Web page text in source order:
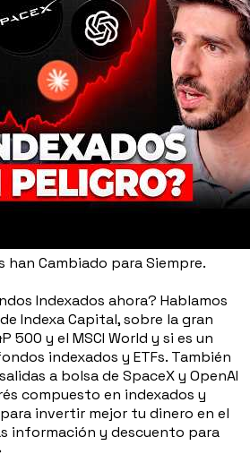
han Cambiado para Siempre.
Indexados ahora? Hablamos
Indexa Capital, sobre la gran
500 y el MSCI World y si es un
indexados y ETFs. También
a bolsa de SpaceX y OpenAI
compuesto en indexados y
invertir mejor tu dinero en el
información y descuento para